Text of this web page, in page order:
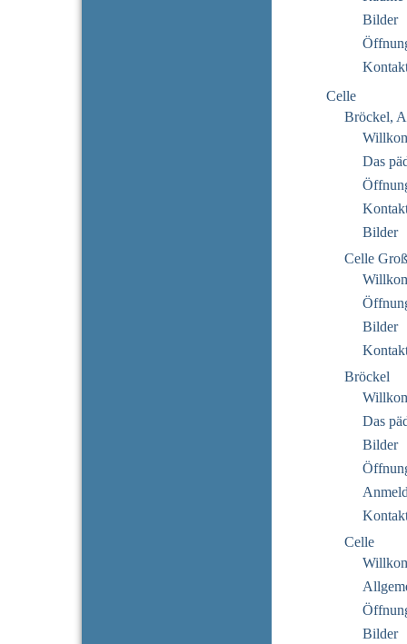
Bilder
Celle
Bröckel,
Das
Bilder
Celle
Bilder
Bröckel
Das
Bilder
Celle
Bilder